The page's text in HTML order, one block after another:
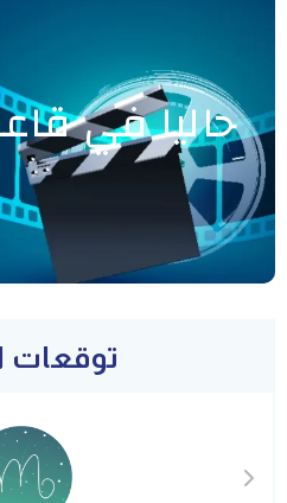
حاليا في
توقعات